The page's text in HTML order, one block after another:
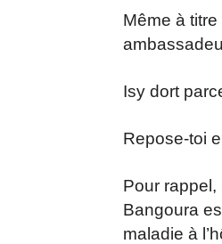
Même à
Isy dort
Repose-toi
Pour rappel,
Bangoura
maladie à